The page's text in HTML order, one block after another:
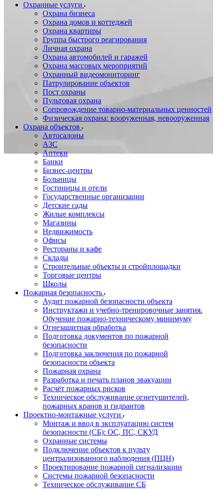
Охранные услуги
Охрана бизнеса
Охрана домов и коттеджей
Охрана квартиры
Группа быстрого реагирования
Личная охрана
Охрана автомобилей и гаражей
Охрана массовых мероприятий
Охранный видеомониторинг
Патрулирование объектов
Пост охраны
Пультовая охрана
Сопровождение товарно-материальных ценностей
Физическая охрана: вооруженная, невооруженная
Охрана объектов
Автосалоны
АЗС
Аптеки
Банки
Бизнес-центры
Больницы
Гостиницы и отели
Государственные организации
Детские сады
Жилые комплексы
Магазины
Недвижимость
Офисы
Рестораны и кафе
Склады
Строительные объекты и стройплощадки
Торговые центры
Школы
Пожарная безопасность
Аудит пожарной безопасности объекта
Инструктажи и учебно-тренировочные занятия.
Обучение пожарно-техническому минимуму
Огнезащитная обработка
Подготовка документов по пожарной
безопасности
Подготовка заключения по пожарной
безопасности объекта
Пожарная охрана
Разработка и печать планов эвакуации
Расчёт пожарных рисков
Техническое обслуживание огнетушителей,
пожарных кранов и гидрантов
Проектно-монтажные услуги
Монтаж и ввод в эксплуатацию систем
безопасности (СБ): ОС, ПС, СКУД
Охранные системы
Подключение объектов к пульту
централизованного наблюдения (ПЦН)
Проектирование пожарной сигнализации
Системы пожарной безопасности
Техническое обслуживание СБ